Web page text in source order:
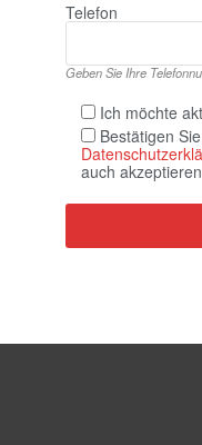
Telefon
Geben Sie Ihre
Ich möchte
Bestätigen
auch